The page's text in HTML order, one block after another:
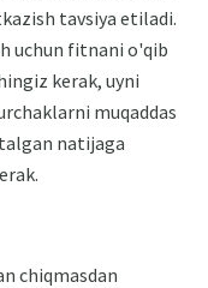
tavsiya etiladi.
uchun fitnani o'qib
kerak, uyni
muqaddas
natijaga
chiqmasdan